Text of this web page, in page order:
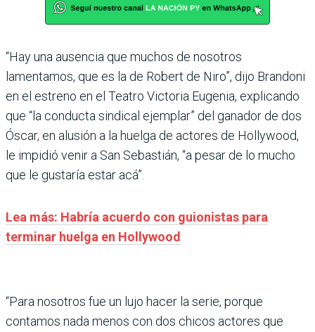
“Hay una ausencia que muchos de nosotros
lamentamos, que es la de Robert de Niro”, dijo Brandoni
en el estreno en el Teatro Victoria Eugenia, explicando
que “la conducta sindical ejemplar” del ganador de dos
Óscar, en alusión a la huelga de actores de Hollywood,
le impidió venir a San Sebastián, “a pesar de lo mucho
que le gustaría estar acá”.
Lea más: Habría acuerdo con guionistas para
terminar huelga en Hollywood
“Para nosotros fue un lujo hacer la serie, porque
contamos nada menos con dos chicos actores que